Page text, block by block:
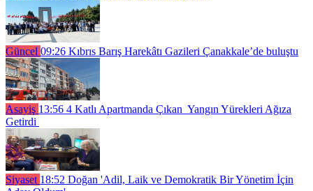
Güncel 09:26 Kıbrıs Barış Harekâtı Gazileri Çanakkale’de buluştu
Asayiş 13:56 4 Katlı Apartmanda Çıkan Yangın Yürekleri Ağıza
Getirdi
Siyaset 18:52 Doğan 'Adil, Laik ve Demokratik Bir Yönetim İçin